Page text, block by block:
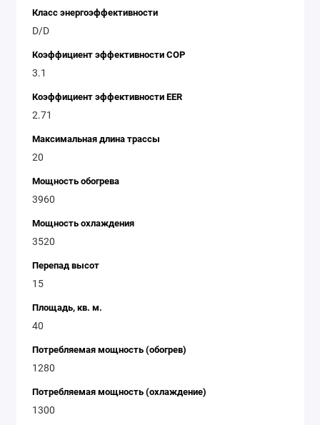
Класс энергоэффективности
D/D
Коэффициент эффективности COP
3.1
Коэффициент эффективности EER
2.71
Максимальная длина трассы
20
Мощность обогрева
3960
Мощность охлаждения
3520
Перепад высот
15
Площадь, кв. м.
40
Потребляемая мощность (обогрев)
1280
Потребляемая мощность (охлаждение)
1300